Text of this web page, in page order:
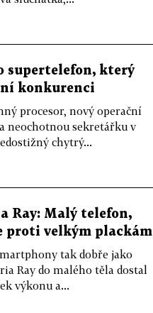
supertelefon, který
konkurenci
procesor, nový operační
neochotnou sekretářku v
chytrý...
Ray: Malý telefon,
proti velkým plackám
tak dobře jako
Ray do malého těla dostal
výkonu a...